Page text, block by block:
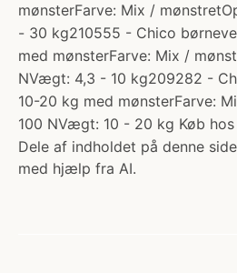
mønsterFarve: Mix /
- 30 kg210555 - Chico
med mønsterFarve: Mix /
NVægt: 4,3 - 10 kg209282 -
10-20 kg med mønsterFarve:
100 NVægt: 10 - 20 kg Køb
Dele af indholdet på denne
med hjælp fra AI.